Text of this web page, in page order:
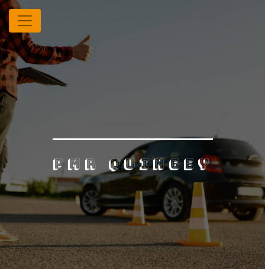
Panneau de gestion des cookies
PMR Quingey